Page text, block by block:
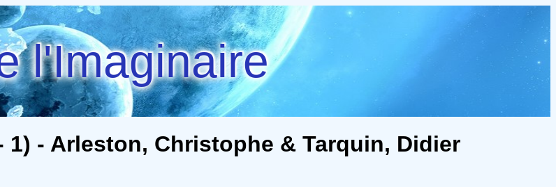
l'Imaginaire
1) - Arleston, Christophe & Tarquin, Didier